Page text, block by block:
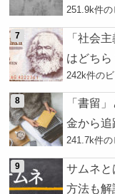
251.9k件の
「社会
はどちら
242k件の
「書留
金から追
241.7k件の
サムネと
方法も解